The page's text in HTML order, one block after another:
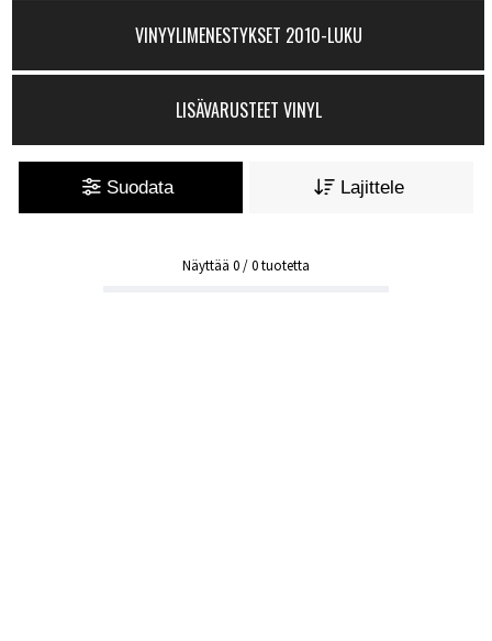
VINYYLIMENESTYKSET 2010-LUKU
LISÄVARUSTEET VINYL
Suodata Lajittele
Näyttää 0/0tuotetta